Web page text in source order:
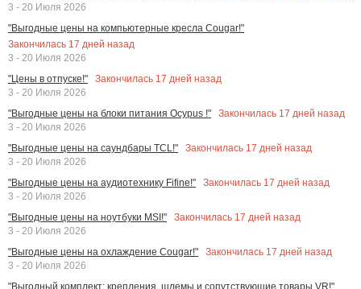
3 - 20 Июля 2026
"Выгодные цены на компьютерные кресла Cougar!"
Закончилась 17 дней назад
3 - 20 Июля 2026
"Цены в отпуске!"
Закончилась 17 дней назад
3 - 20 Июля 2026
"Выгодные цены на блоки питания Ocypus !"
Закончилась 17 дней назад
3 - 20 Июля 2026
"Выгодные цены на саундбары TCL!"
Закончилась 17 дней назад
3 - 20 Июля 2026
"Выгодные цены на аудиотехнику Fifine!"
Закончилась 17 дней назад
3 - 20 Июля 2026
"Выгодные цены на ноутбуки MSI!"
Закончилась 17 дней назад
3 - 20 Июля 2026
"Выгодные цены на охлаждение Cougar!"
Закончилась 17 дней назад
3 - 20 Июля 2026
"Выгодный комплект: крепления, шлемы и сопутствующие товары VR!"